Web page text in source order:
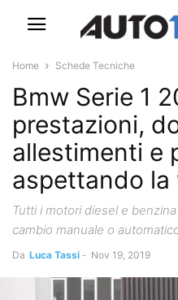
Home Schede Tecniche
Bmw Serie 1
prestazioni,
allestimenti e
aspettando la
Tutti i motori diesel e
cambio manuale o
Da Luca Tassi - Nov 19, 2019